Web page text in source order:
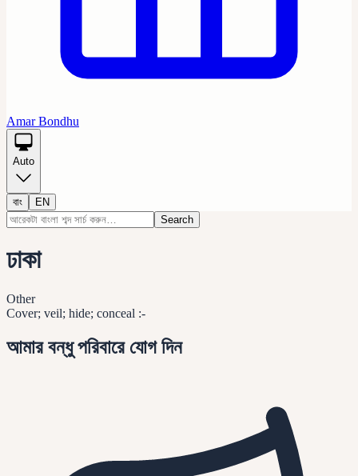
Amar Bondhu
Auto
বাং
EN
Search
ঢাকা
Other
Cover; veil; hide; conceal :-
আমার বন্ধু পরিবারে যোগ দিন